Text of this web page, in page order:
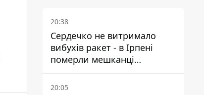
20:38
Сердечко не витримало
вибухів ракет - в Ірпені
померли мешканці
притулку для собак з
інвалідністю
20:05